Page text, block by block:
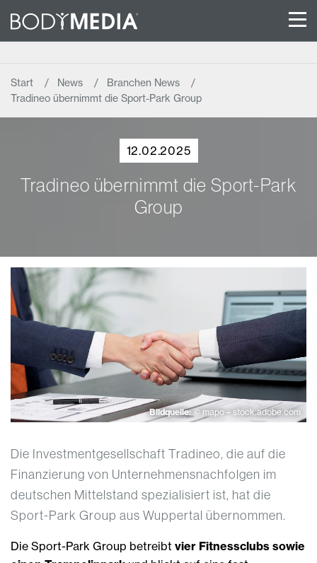
Start News
Branchen News
Tradineo übernimmt die Sport-Park Group
12.02.2025
Tradineo übernimmt die Sport-Park
Group
Bildquelle:© mapo – stock.adobe.com
Die Investmentgesellschaft Tradineo, die auf die
Finanzierung von Unternehmensnachfolgen im
deutschen Mittelstand spezialisiert ist, hat die
Sport-Park Group aus Wuppertal übernommen.
Die Sport-Park Group betreibt vier Fitnessclubs sowie